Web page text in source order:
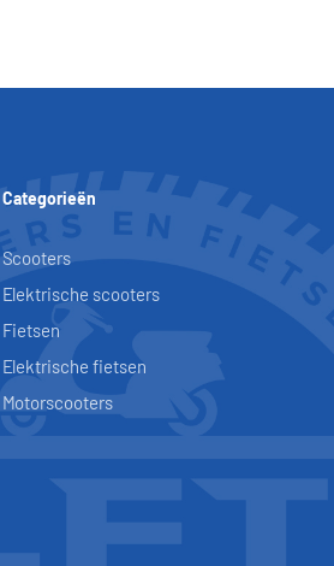
Categorieën
Scooters
Elektrische scooters
Fietsen
Elektrische fietsen
Motorscooters